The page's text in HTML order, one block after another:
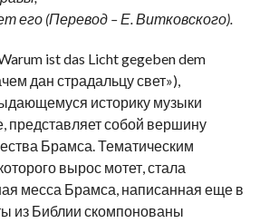
его (Перевод – Е. Витковского).
ist das Licht gegeben dem
дан страдальцу свет»),
историку музыки
представляет собой вершину
Брамса. Тематическим
вырос мотет, стала
месса Брамса, написанная еще в
из Библии скомпонованы